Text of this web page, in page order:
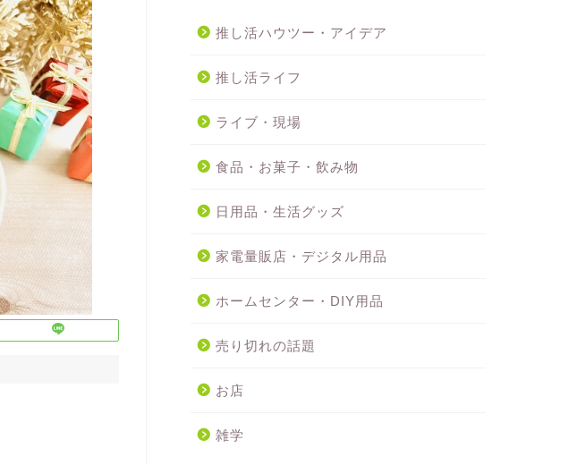
推し活ハウツー・アイデア
推し活ライフ
ライブ・現場
食品・お菓子・飲み物
日用品・生活グッズ
家電量販店・デジタル用品
ホームセンター・DIY用品
売り切れの話題
お店
雑学